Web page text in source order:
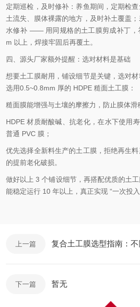
定期巡检，及时修补：养鱼期间，定期检
土流失、膜体裸露的地方，及时补土覆盖
水修补 —— 用同规格的土工膜剪成补丁，
m 以上，焊接牢固后再覆土。
四、源头厂家额外提醒：选对材料是基础
想要土工膜耐用，铺设细节是关键，选对
选用0.5~0.8mm 厚的 HDPE 糙面土工膜：
糙面膜能增强与土壤的摩擦力，防止膜体滑
HDPE 材质耐酸碱、抗老化，在水下使用
普通 PVC 膜；
优先选择全新料生产的土工膜，拒绝再生
的提前老化破损。
做好以上 3 个铺设细节，再搭配优质的土
能稳定运行 10 年以上，真正实现 “一次投入
上一篇
下一篇 暂无